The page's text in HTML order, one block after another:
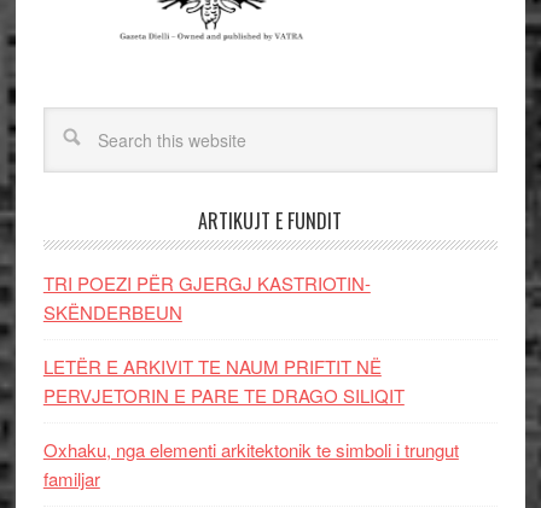
ARTIKUJT E FUNDIT
TRI POEZI PËR GJERGJ KASTRIOTIN-
SKËNDERBEUN
LETËR E ARKIVIT TE NAUM PRIFTIT NË
PERVJETORIN E PARE TE DRAGO SILIQIT
Oxhaku, nga elementi arkitektonik te simboli i trungut
familjar